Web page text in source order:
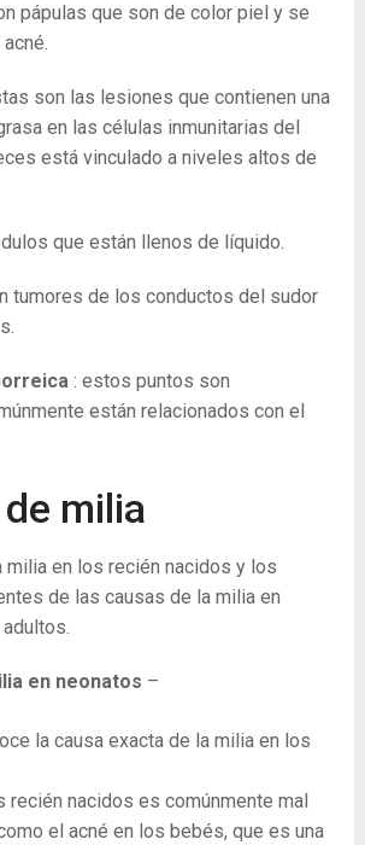
pápulas que son de color piel y se
son las lesiones que contienen una
en las células inmunitarias del
está vinculado a niveles altos de
que están llenos de líquido.
tumores de los conductos del sudor
: estos puntos son
están relacionados con el
milia
milia en los recién nacidos y los
de las causas de la milia en
en neonatos –
la causa exacta de la milia en los
recién nacidos es comúnmente mal
el acné en los bebés, que es una